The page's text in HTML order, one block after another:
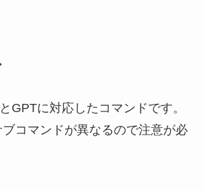
GPTに対応したコマンドです。
コマンドが異なるので注意が必